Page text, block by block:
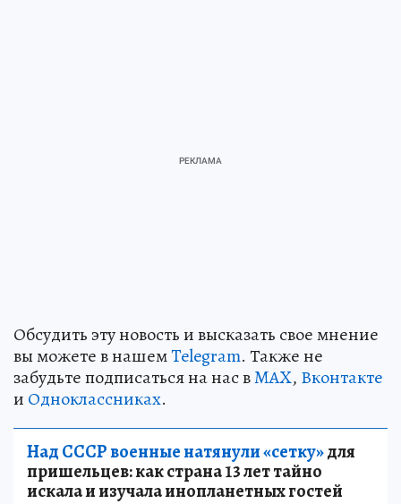
Обсудить эту новость и высказать свое мнение
вы можете в нашемTelegram. Также не
забудьте подписаться на нас вMAX, Вконтакте
и Одноклассниках.
Над СССР военные натянули «сетку»для
пришельцев: как страна 13 лет тайно
искала и изучала инопланетных гостей